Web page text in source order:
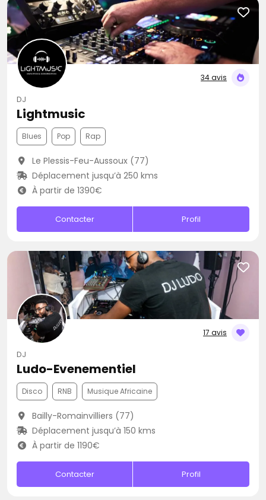
34 avis
DJ
Lightmusic
Blues Pop Rap
Le Plessis-Feu-Aussoux (77)
Déplacement jusqu’à 250 kms
À partir de 1390€
Contacter Profil
17 avis
DJ
Ludo-Evenementiel
Disco RNB Musique Africaine
Bailly-Romainvilliers (77)
Déplacement jusqu’à 150 kms
À partir de 1190€
Contacter Profil